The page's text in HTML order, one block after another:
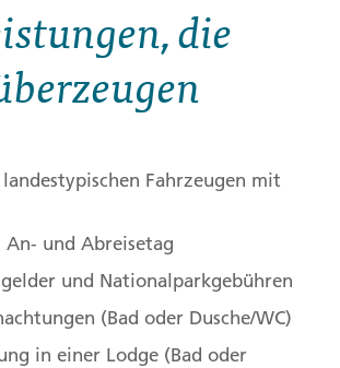
die
Fahrzeugen mit
An- und Abreisetag
und Nationalparkgebühren
(Bad oder Dusche/WC)
in einer Lodge (Bad oder